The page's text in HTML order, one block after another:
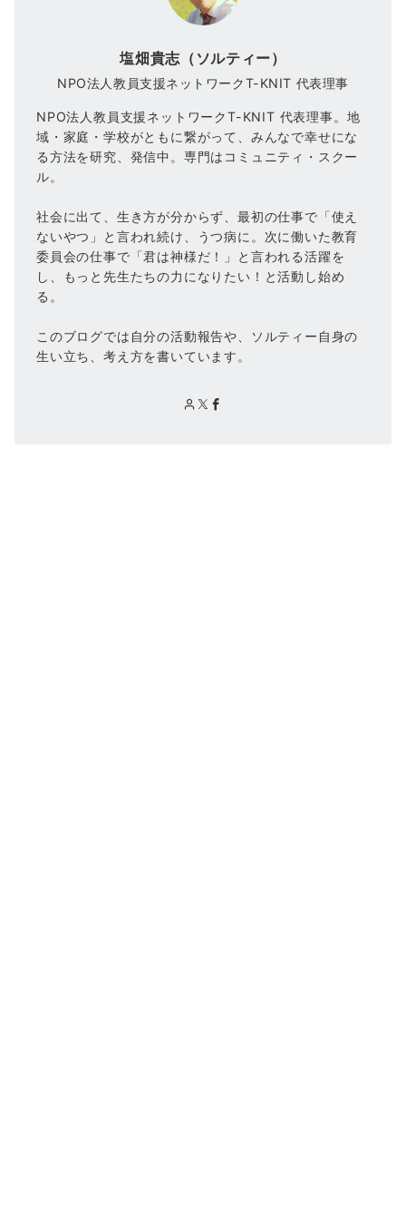
塩畑貴志（ソルティー）
NPO法人教員支援ネットワークT-KNIT 代表理事
NPO法人教員支援ネットワークT-KNIT 代表理事。地
域・家庭・学校がともに繋がって、みんなで幸せにな
る方法を研究、発信中。専門はコミュニティ・スクー
ル。
社会に出て、生き方が分からず、最初の仕事で「使え
ないやつ」と言われ続け、うつ病に。次に働いた教育
委員会の仕事で「君は神様だ！」と言われる活躍を
し、もっと先生たちの力になりたい！と活動し始め
る。
このブログでは自分の活動報告や、ソルティー自身の
生い立ち、考え方を書いています。